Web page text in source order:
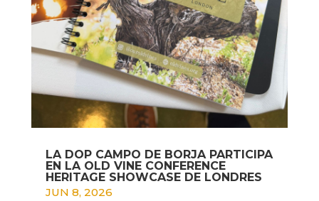
LA DOP CAMPO DE BORJA PARTICIPA
EN LA OLD VINE CONFERENCE
HERITAGE SHOWCASE DE LONDRES
JUN 8, 2026